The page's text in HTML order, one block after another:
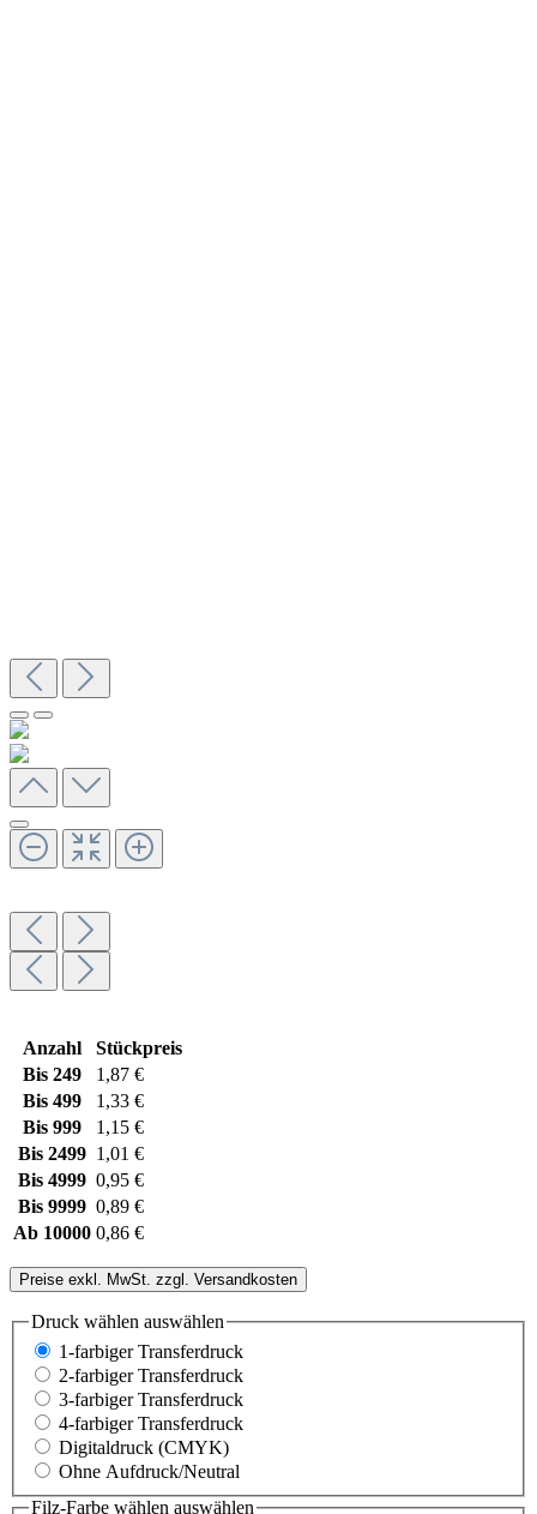
Anzahl
Stückpreis
Bis 249
1,87 €
Bis 499
1,33 €
Bis 999
1,15 €
Bis 2499 1,01 €
Bis 4999 0,95 €
Bis 9999 0,89 €
Ab 10000 0,86 €
Preise exkl. MwSt. zzgl. Versandkosten
Druck wählen auswählen
1-farbiger Transferdruck
2-farbiger Transferdruck
3-farbiger Transferdruck
4-farbiger Transferdruck
Digitaldruck (CMYK)
Ohne Aufdruck/Neutral
Filz-Farbe wählen auswählen